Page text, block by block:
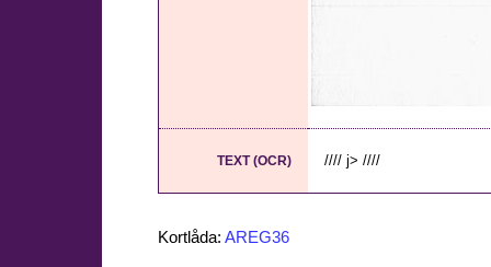
TEXT (OCR) //// j> ////
Kortlåda: AREG36